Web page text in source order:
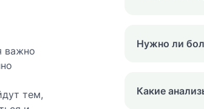
важно
тем,
Нужно ли
Какие